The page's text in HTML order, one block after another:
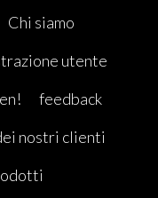
Chi siamo
utente
feedback
nostri clienti